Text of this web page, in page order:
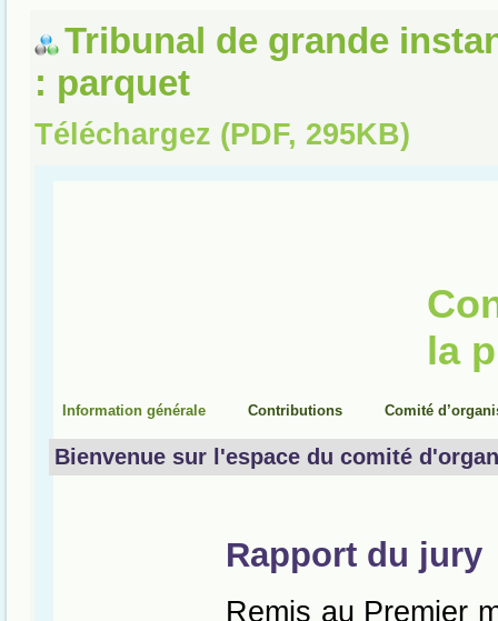
Tribunal de grande
: parquet
Téléchargez (PDF, 295KB)